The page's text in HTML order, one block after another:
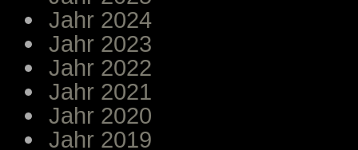
Jahr 2024
Jahr 2023
Jahr 2022
Jahr 2021
Jahr 2020
Jahr 2019